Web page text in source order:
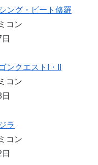
ング・ビート修羅
コン
ンクエストI・II
コン
ラ
コン